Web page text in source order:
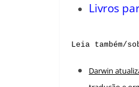
Livros
Leia também/
Darwin